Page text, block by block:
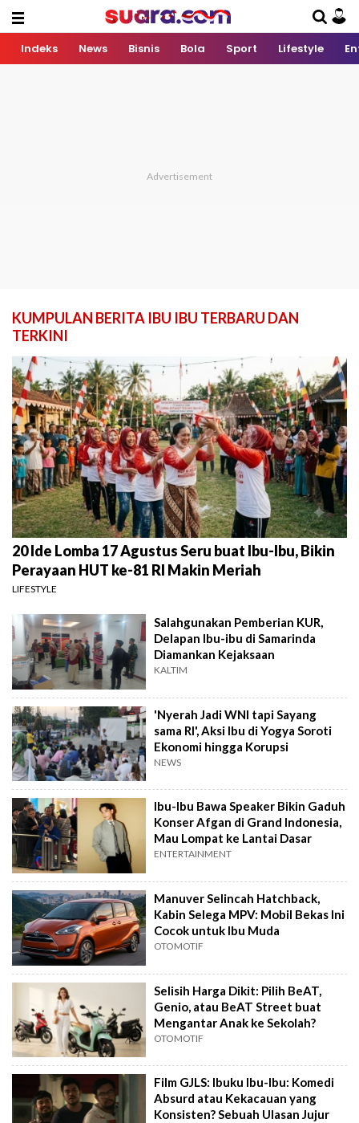
Indeks News Bisnis Bola Sport Lifestyle
KUMPULAN BERITA IBU IBU TERBARU DAN
TERKINI
20 Ide Lomba 17 Agustus Seru buat Ibu-Ibu, Bikin
Perayaan HUT ke-81 RI Makin Meriah
LIFESTYLE
Salahgunakan Pemberian KUR,
Delapan Ibu-ibu di Samarinda
Diamankan Kejaksaan
KALTIM
'Nyerah Jadi WNI tapi Sayang
sama RI', Aksi Ibu di Yogya Soroti
Ekonomi hingga Korupsi
NEWS
Ibu-Ibu Bawa Speaker Bikin Gaduh
Konser Afgan di Grand Indonesia,
Mau Lompat ke Lantai Dasar
ENTERTAINMENT
Manuver Selincah Hatchback,
Kabin Selega MPV: Mobil Bekas Ini
Cocok untuk Ibu Muda
OTOMOTIF
Selisih Harga Dikit: Pilih BeAT,
Genio, atau BeAT Street buat
Mengantar Anak ke Sekolah?
OTOMOTIF
Film GJLS: Ibuku Ibu-Ibu: Komedi
Absurd atau Kekacauan yang
Konsisten? Sebuah Ulasan Jujur